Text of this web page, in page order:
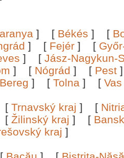
] [ Békés ] [
] [ Fejér ] [
] [ Jász-Nagykun-
] [ Nógrád ] [ Pest
] [ Tolna ] [ Vas
[ Trnavský kraj ] [
[ Žilinský kraj ] [
kraj ]